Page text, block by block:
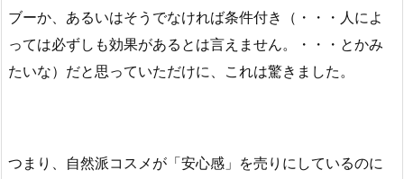
ブーか、あるいはそうでなければ条件付き（・・・人によ
っては必ずしも効果があるとは言えません。・・・とかみ
たいな）だと思っていただけに、これは驚きました。
つまり、自然派コスメが「安心感」を売りにしているのに